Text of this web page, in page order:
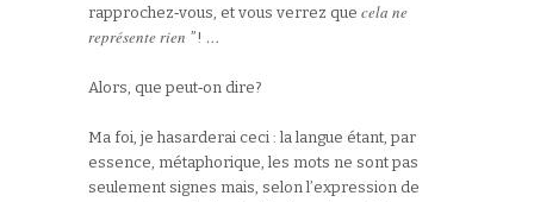
rapprochez‑vous, et vous verrez que cela ne
représente rien ”! …
Alors, que peut‑on dire?
Ma foi, je hasarderai ceci : la langue étant, par
essence, métaphorique, les mots ne sont pas
seulement signes mais, selon l’expression de